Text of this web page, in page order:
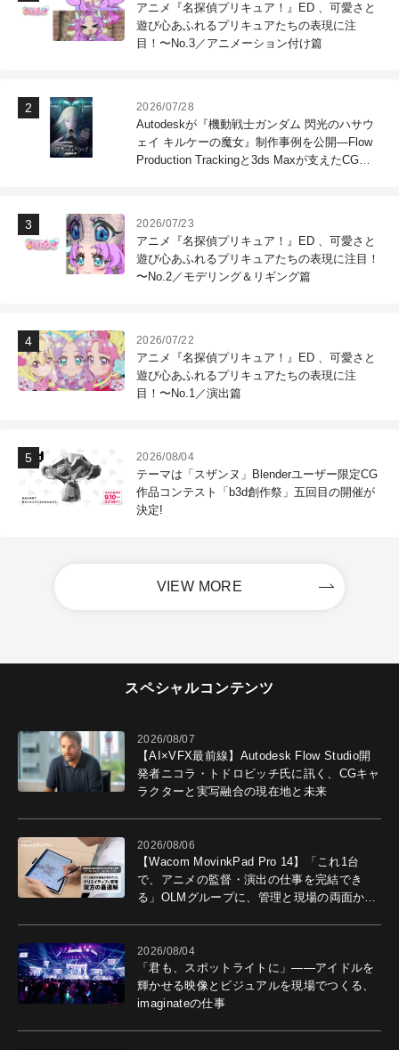
アニメ『名探偵プリキュア！』ED 、可愛さと
遊び心あふれるプリキュアたちの表現に注
目！〜No.3／アニメーション付け篇
2026/07/28
Autodeskが『機動戦士ガンダム 閃光のハサウ
ェイ キルケーの魔女』制作事例を公開―Flow
Production Trackingと3ds Maxが支えたCG制
2026/07/23
アニメ『名探偵プリキュア！』ED 、可愛さと
遊び心あふれるプリキュアたちの表現に注目！
〜No.2／モデリング＆リギング篇
2026/07/22
アニメ『名探偵プリキュア！』ED 、可愛さと
遊び心あふれるプリキュアたちの表現に注
目！〜No.1／演出篇
2026/08/04
テーマは「スザンヌ」Blenderユーザー限定CG
作品コンテスト「b3d創作祭」五回目の開催が
決定!
VIEW MORE
スペシャルコンテンツ
2026/08/07
【AI×VFX最前線】Autodesk Flow Studio開
発者ニコラ・トドロビッチ氏に訊く、CGキャ
ラクターと実写融合の現在地と未来
2026/08/06
【Wacom MovinkPad Pro 14】「これ1台
で、アニメの監督・演出の仕事を完結でき
る」OLMグループに、管理と現場の両面から
2026/08/04
「君も、スポットライトに」――アイドルを
輝かせる映像とビジュアルを現場でつくる、
imaginateの仕事